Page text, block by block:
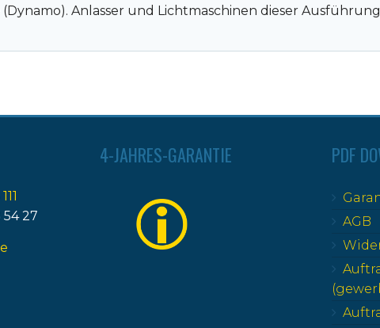
Anlasser und Lichtmaschinen dieser
54 27
4-JAHRES-GARANTIE PDF
AGB